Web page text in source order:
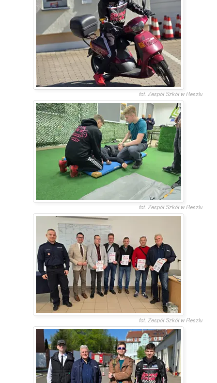
fot. Zespół Szkół w Reszlu
fot. Zespół Szkół w Reszlu
fot. Zespół Szkół w Reszlu